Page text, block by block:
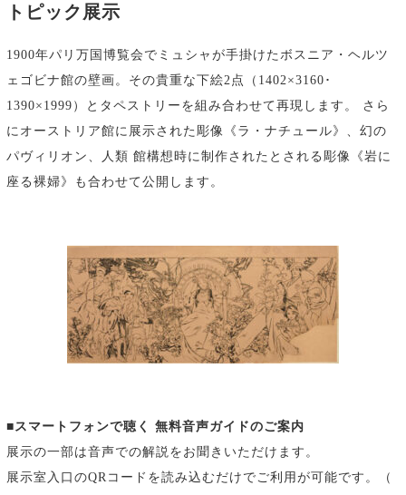
トピック展示
1900年パリ万国博覧会でミュシャが手掛けたボスニア・ヘルツ
ェゴビナ館の壁画。その貴重な下絵2点（1402×3160･
1390×1999）とタペストリーを組み合わせて再現します。 さら
にオーストリア館に展示された彫像《ラ・ナチュール》、幻の
パヴィリオン、人類 館構想時に制作されたとされる彫像《岩に
座る裸婦》も合わせて公開します。
■スマートフォンで聴く 無料音声ガイドのご案内
展示の一部は音声での解説をお聞きいただけます。
展示室入口のQRコードを読み込むだけでご利用が可能です。（